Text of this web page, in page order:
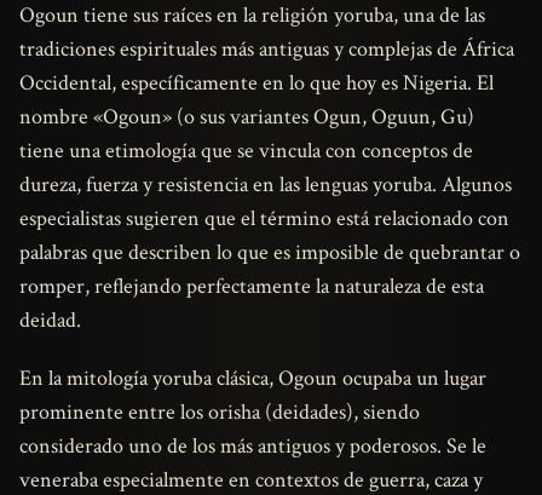
Ogoun tiene sus raíces en la religión yoruba, una de las
tradiciones espirituales más antiguas y complejas de África
Occidental, específicamente en lo que hoy es Nigeria. El
nombre «Ogoun» (o sus variantes Ogun, Oguun, Gu)
tiene una etimología que se vincula con conceptos de
dureza, fuerza y resistencia en las lenguas yoruba. Algunos
especialistas sugieren que el término está relacionado con
palabras que describen lo que es imposible de quebrantar o
romper, reflejando perfectamente la naturaleza de esta
deidad.
En la mitología yoruba clásica, Ogoun ocupaba un lugar
prominente entre los orisha (deidades), siendo
considerado uno de los más antiguos y poderosos. Se le
veneraba especialmente en contextos de guerra, caza y